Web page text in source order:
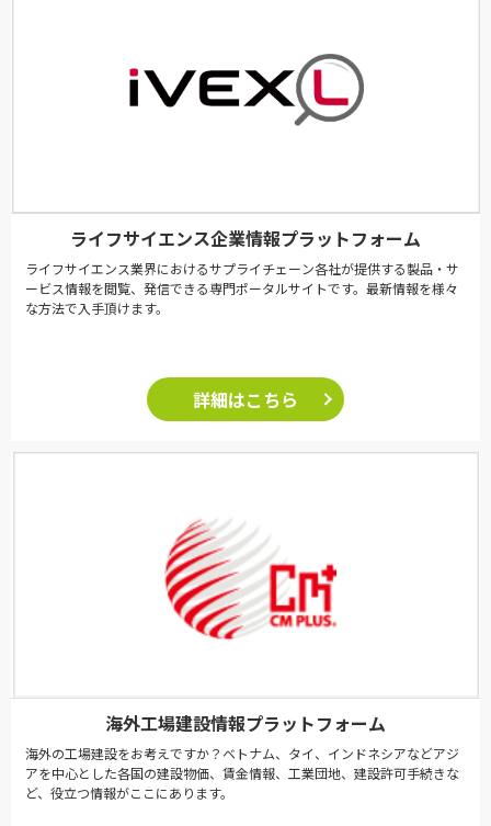
ライフサイエンス企業情報プラットフォーム
ライフサイエンス業界におけるサプライチェーン各社が提供する製品・サ
ービス情報を閲覧、発信できる専門ポータルサイトです。最新情報を様々
な方法で入手頂けます。
詳細はこちら
海外工場建設情報プラットフォーム
海外の工場建設をお考えですか？ベトナム、タイ、インドネシアなどアジ
アを中心とした各国の建設物価、賃金情報、工業団地、建設許可手続きな
ど、役立つ情報がここにあります。